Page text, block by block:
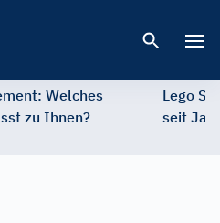
Welches
zu Ihnen?
Lego
seit